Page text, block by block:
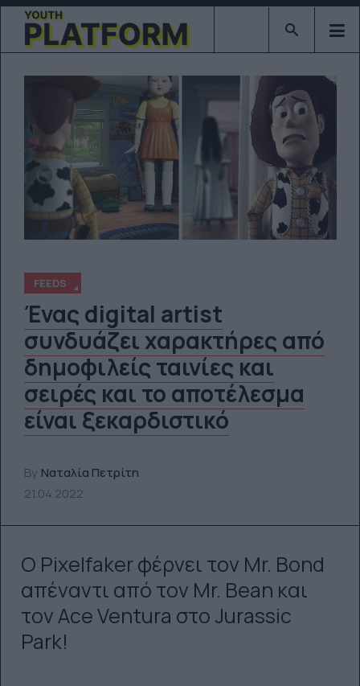
Type 2 or
FEEDS
Ένας digital artist
συνδυάζει χαρακτήρες από
δημοφιλείς ταινίες και
σειρές και το αποτέλεσμα
είναι ξεκαρδιστικό
By Ναταλία Πετρίτη
21.04.2022
Ο Pixelfaker φέρνει τον Mr. Bond
απέναντι από τον Mr. Bean και
τον Ace Ventura στο Jurassic
Park!